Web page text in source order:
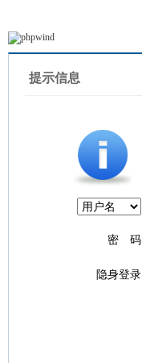
提示信息
密 码
隐身登录